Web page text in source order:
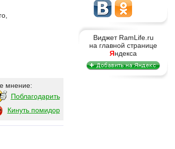
мнение:
Поблагодарить
Кинуть помидор
Виджет RamLife.ru
на главной странице
Яндекса